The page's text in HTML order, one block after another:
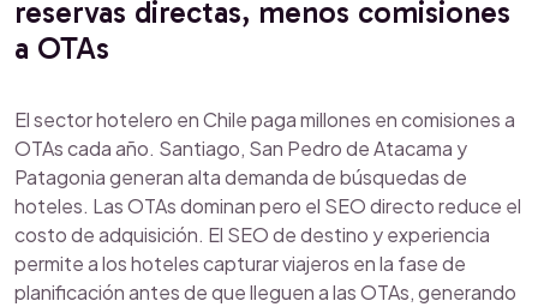
reservas directas, menos comisiones
a OTAs
El sector hotelero en Chile paga millones en comisiones a
OTAs cada año. Santiago, San Pedro de Atacama y
Patagonia generan alta demanda de búsquedas de
hoteles. Las OTAs dominan pero el SEO directo reduce el
costo de adquisición. El SEO de destino y experiencia
permite a los hoteles capturar viajeros en la fase de
planificación antes de que lleguen a las OTAs, generando